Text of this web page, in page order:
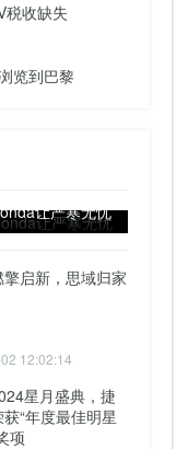
税收缺失
览到巴黎
让严寒无忧
启新，思域归家
12:02:14
星月盛典，捷
“年度最佳明星
项